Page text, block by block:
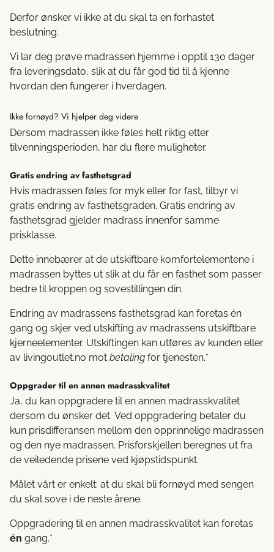
Derfor ønsker vi ikke at du skal ta en forhastet
beslutning.
Vi lar deg prøve madrassen hjemme i opptil 130 dager
fra leveringsdato, slik at du får god tid til å kjenne
hvordan den fungerer i hverdagen.
Ikke fornøyd? Vi hjelper deg videre
Dersom madrassen ikke føles helt riktig etter
tilvenningsperioden, har du flere muligheter.
Gratis endring av fasthetsgrad
Hvis madrassen føles for myk eller for fast, tilbyr vi
gratis endring av fasthetsgraden. Gratis endring av
fasthetsgrad gjelder madrass innenfor samme
prisklasse.
Dette innebærer at de utskiftbare komfortelementene i
madrassen byttes ut slik at du får en fasthet som passer
bedre til kroppen og sovestillingen din.
Endring av madrassens fasthetsgrad kan foretas én
gang og skjer ved utskifting av madrassens utskiftbare
kjerneelementer. Utskiftingen kan utføres av kunden eller
av livingoutlet.no mot betaling for tjenesten.*
Oppgrader til en annen madrasskvalitet
Ja, du kan oppgradere til en annen madrasskvalitet
dersom du ønsker det. Ved oppgradering betaler du
kun prisdifferansen mellom den opprinnelige madrassen
og den nye madrassen. Prisforskjellen beregnes ut fra
de veiledende prisene ved kjøpstidspunkt.
Målet vårt er enkelt: at du skal bli fornøyd med sengen
du skal sove i de neste årene.
Oppgradering til en annen madrasskvalitet kan foretas
én gang.*